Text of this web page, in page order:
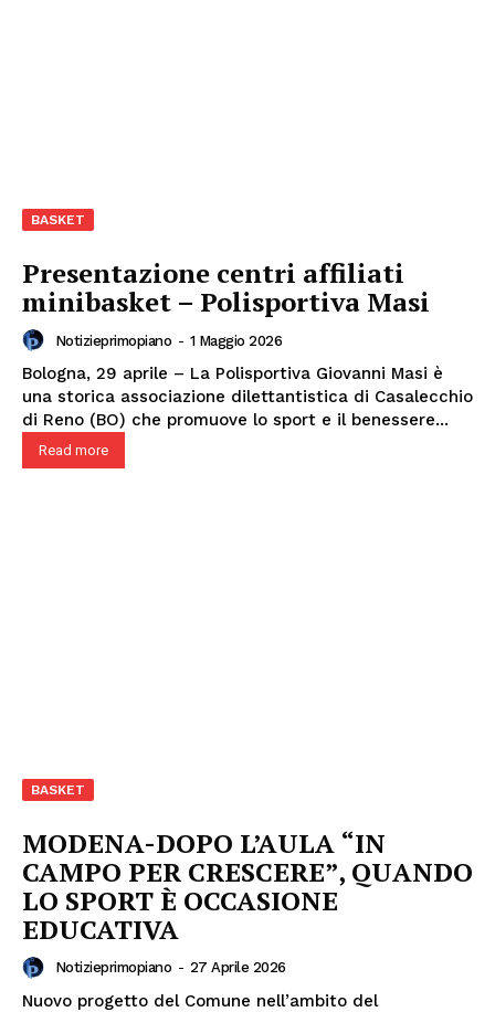
BASKET
Presentazione centri affiliati
minibasket – Polisportiva Masi
Notizieprimopiano - 1 Maggio 2026
Bologna, 29 aprile – La Polisportiva Giovanni Masi è
una storica associazione dilettantistica di Casalecchio
di Reno (BO) che promuove lo sport e il benessere...
Read more
BASKET
MODENA-DOPO L’AULA “IN
CAMPO PER CRESCERE”, QUANDO
LO SPORT È OCCASIONE
EDUCATIVA
Notizieprimopiano - 27 Aprile 2026
Nuovo progetto del Comune nell’ambito del